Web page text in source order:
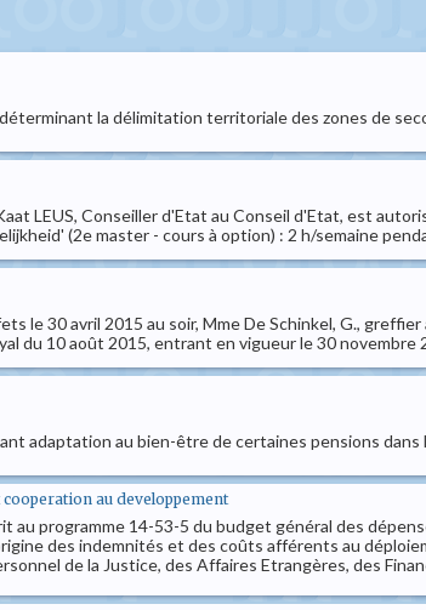
la délimitation territoriale des zones de
LEUS, Conseiller d'Etat au Conseil d'Etat, est
(2e master - cours à option) : 2 h/semaine
le 30 avril 2015 au soir, Mme De Schinkel, G.,
du 10 août 2015, entrant en vigueur le 30 novembre
adaptation au bien-être de certaines pensions dans
au developpement
programme 14-53-5 du budget général des
des indemnités et des coûts afférents au
de la Justice, des Affaires Etrangères, des